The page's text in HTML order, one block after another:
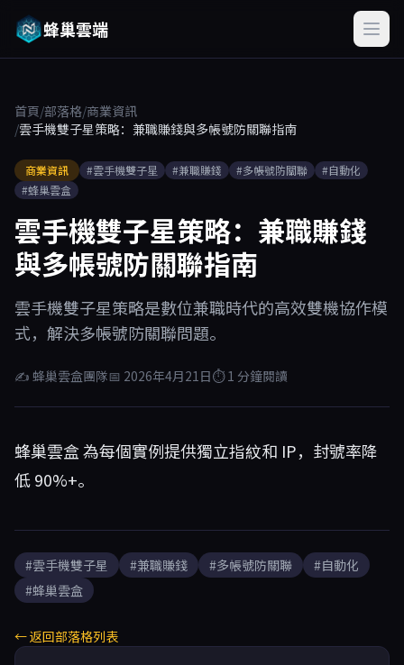
蜂巢雲端
首頁/部落格/商業資訊
/雲手機雙子星策略：兼職賺錢與多帳號防關聯指南
商業資訊 #雲手機雙子星 #兼職賺錢 #多帳號防關聯
#自動化
#蜂巢雲盒
雲手機雙子星策略：兼職賺錢
與多帳號防關聯指南
雲手機雙子星策略是數位兼職時代的高效雙機協作模
式，解決多帳號防關聯問題。
✍ 蜂巢雲盒團隊📅 2026年4月21日⏱ 1 分鐘閱讀
蜂巢雲盒為每個實例提供獨立指紋和 IP，封號率降
低 90%+。
#雲手機雙子星 #兼職賺錢 #多帳號防關聯
#自動化
#蜂巢雲盒
← 返回部落格列表